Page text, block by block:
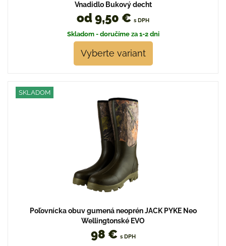
Vnadidlo Bukový decht
od 9,50 € s DPH
Skladom - doručíme za 1-2 dni
Vyberte variant
SKLADOM
Poľovnícka obuv gumená neoprén JACK PYKE Neo
Wellingtonské EVO
98 € s DPH